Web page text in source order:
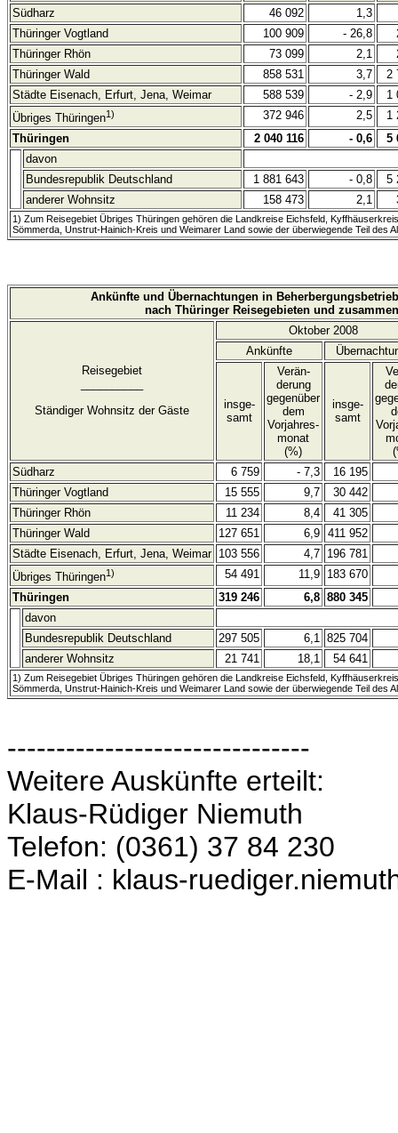
Südharz 46 092 1,3
Thüringer Vogtland
100 909 - 26,8
Thüringer Rhön
73 099 2,1
Thüringer Wald
858 531 3,7
2
Städte Eisenach, Erfurt, Jena, Weimar
588 539 - 2,9
1
Übriges Thüringen1) 372 946 2,5
1
Thüringen
2 040 116 - 0,6
5
davon
Bundesrepublik Deutschland
1 881 643 - 0,8
5
anderer Wohnsitz
158 473 2,1
1) Zum Reisegebiet Übriges Thüringen gehören die Landkreise Eichsfeld,
Sömmerda, Unstrut-Hainich-Kreis und Weimarer Land sowie der überwiegende Teil des
Ankünfte und Übernachtungen in
nach Thüringer Reisegebieten und
Reisegebiet
Ständiger Wohnsitz der Gäste
Oktober 2008
Ankünfte
insge-
samt
Verän-
derung
gegenüber
dem
Vorjahres-
monat
(%)
insge-
samt
Südharz
6 759 - 7,3
16 195
Thüringer Vogtland
15 555 9,7
30 442
Thüringer Rhön
11 234 8,4
41 305
Thüringer Wald
127 651 6,9 411 952
Städte Eisenach, Erfurt, Jena, Weimar 103 556 4,7 196 781
Übriges Thüringen1) 54 491 11,9 183 670
Thüringen
319 246 6,8 880 345
davon
Bundesrepublik Deutschland
297 505 6,1 825 704
anderer Wohnsitz
21 741 18,1 54 641
1) Zum Reisegebiet Übriges Thüringen gehören die Landkreise Eichsfeld,
Sömmerda, Unstrut-Hainich-Kreis und Weimarer Land sowie der überwiegende Teil des
-------------------------------
Weitere Auskünfte erteilt:
Klaus-Rüdiger Niemuth
Telefon: (0361) 37 84 230
E-Mail : klaus-